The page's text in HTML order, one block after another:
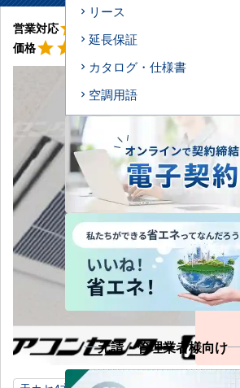
営業対応 星5
star
価格 星5
starstar starstarstar
お客様
AC担当
リース
延長保証
カタログ・仕様書
空調用語
元請・管理業者様向け